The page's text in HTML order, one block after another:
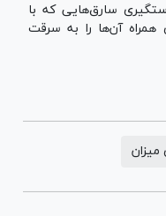
سارق‌هایی که با
همراه آن‌ها را به سرقت
میزان